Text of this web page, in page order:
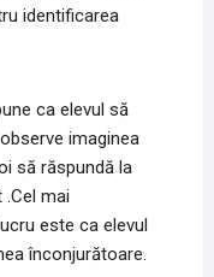
identificarea
ca elevul să
imaginea
să răspundă la
mai
este ca elevul
înconjurătoare.